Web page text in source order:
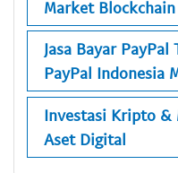
Market Blockchain
Jasa Bayar
PayPal Indonesia
Investasi Kripto &
Aset Digital